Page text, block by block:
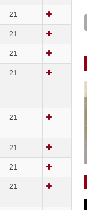
21
21
21
21
21
21
21
21